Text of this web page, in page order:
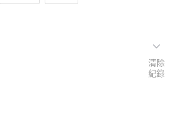
清除
紀錄